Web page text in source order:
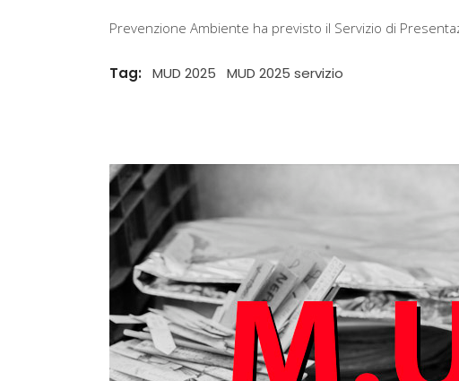
Prevenzione Ambiente ha previsto il Servizio di
Tag: MUD 2025 MUD 2025 servizio